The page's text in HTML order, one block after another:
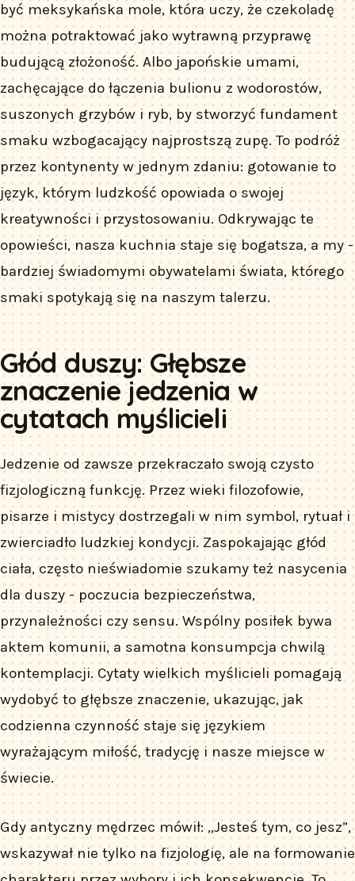
być meksykańska mole, która uczy, że czekoladę
można potraktować jako wytrawną przyprawę
budującą złożoność. Albo japońskie umami,
zachęcające do łączenia bulionu z wodorostów,
suszonych grzybów i ryb, by stworzyć fundament
smaku wzbogacający najprostszą zupę. To podróż
przez kontynenty w jednym zdaniu: gotowanie to
język, którym ludzkość opowiada o swojej
kreatywności i przystosowaniu. Odkrywając te
opowieści, nasza kuchnia staje się bogatsza, a my -
bardziej świadomymi obywatelami świata, którego
smaki spotykają się na naszym talerzu.
Głód duszy: Głębsze
znaczenie jedzenia w
cytatach myślicieli
Jedzenie od zawsze przekraczało swoją czysto
fizjologiczną funkcję. Przez wieki filozofowie,
pisarze i mistycy dostrzegali w nim symbol, rytuał i
zwierciadło ludzkiej kondycji. Zaspokajając głód
ciała, często nieświadomie szukamy też nasycenia
dla duszy - poczucia bezpieczeństwa,
przynależności czy sensu. Wspólny posiłek bywa
aktem komunii, a samotna konsumpcja chwilą
kontemplacji. Cytaty wielkich myślicieli pomagają
wydobyć to głębsze znaczenie, ukazując, jak
codzienna czynność staje się językiem
wyrażającym miłość, tradycję i nasze miejsce w
świecie.
Gdy antyczny mędrzec mówił: „Jesteś tym, co jesz”,
wskazywał nie tylko na fizjologię, ale na formowanie